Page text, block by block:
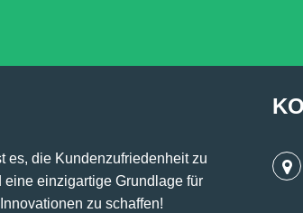
es, die Kundenzufriedenheit zu
eine einzigartige Grundlage für
zu schaffen!